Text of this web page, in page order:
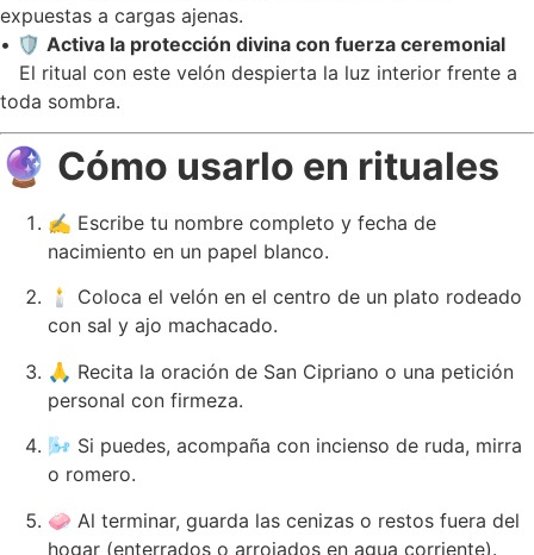
expuestas a cargas ajenas.
• 🛡️ Activa la protección divina con fuerza ceremonial
El ritual con este velón despierta la luz interior frente a
toda sombra.
🔮 Cómo usarlo en rituales
✍️ Escribe tu nombre completo y fecha de
nacimiento en un papel blanco.
🕯️ Coloca el velón en el centro de un plato rodeado
con sal y ajo machacado.
🙏 Recita la oración de San Cipriano o una petición
personal con firmeza.
🌬️ Si puedes, acompaña con incienso de ruda, mirra
o romero.
🧼 Al terminar, guarda las cenizas o restos fuera del
hogar (enterrados o arrojados en agua corriente).